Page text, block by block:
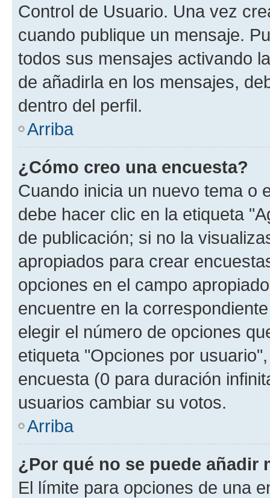
Control de Usuario. Una vez
cuando publique un mensaje.
todos sus mensajes activando
de añadirla en los mensajes,
dentro del perfil.
Arriba
¿Cómo creo una encuesta?
Cuando inicia un nuevo tema o
debe hacer clic en la etiqueta
de publicación; si no la
apropiados para crear
opciones en el campo
encuentre en la
elegir el número de opciones
etiqueta "Opciones por
encuesta (0 para duración
usuarios cambiar su votos.
Arriba
¿Por qué no se puede añadir
El límite para opciones de una